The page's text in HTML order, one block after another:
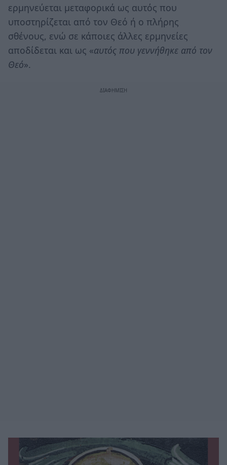
ερμηνεύεται μεταφορικά ως αυτός που
υποστηρίζεται από τον Θεό ή ο πλήρης
σθένους, ενώ σε κάποιες άλλες ερμηνείες
αποδίδεται και ως «αυτός που γεννήθηκε από τον
Θεό».